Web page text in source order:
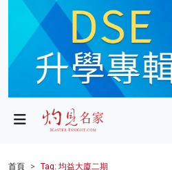
政局
財經
首頁 Tag: 均益大廈二期